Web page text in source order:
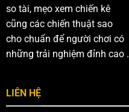
so tài, mẹo xem chiến kê
cũng các chiến thuật sao
cho chuẩn để người chơi có
những trải nghiệm đỉnh cao .
LIÊN HỆ